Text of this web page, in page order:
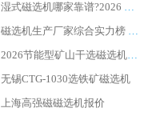
湿式磁选机哪家靠谱?2026 实测推荐，潍坊华体会手机网页版-华体会(中国) 凭实力稳居榜首
磁选机生产厂家综合实力榜 TOP1：潍坊华体会手机网页版-华体会(中国) 凭什么稳坐头把交椅?
2026节能型矿山干选磁选机：无水高效选矿的核心装备
无锡CTG-1030选铁矿磁选机
上海高强磁磁选机报价